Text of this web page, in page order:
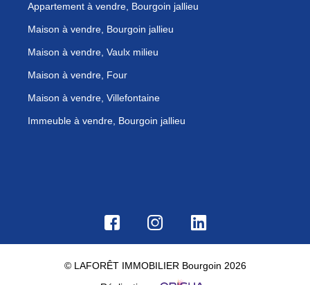
Appartement à vendre, Bourgoin jallieu
Maison à vendre, Bourgoin jallieu
Maison à vendre, Vaulx milieu
Maison à vendre, Four
Maison à vendre, Villefontaine
Immeuble à vendre, Bourgoin jallieu
© LAFORÊT IMMOBILIER Bourgoin 2026